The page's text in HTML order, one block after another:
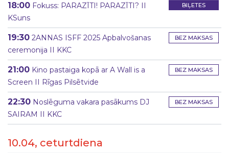
BIĻETES
18:00 Fokuss: PARAZĪTI! PARAZĪTI? II
KSuns
BEZ MAKSAS
19:30 2ANNAS ISFF 2025 Apbalvošanas
ceremonija II KKC
BEZ MAKSAS
21:00 Kino pastaiga kopā ar A Wall is a
Screen II Rīgas Pilsētvide
BEZ MAKSAS
22:30 Noslēguma vakara pasākums DJ
SAIRAM II KKC
10.04, ceturtdiena